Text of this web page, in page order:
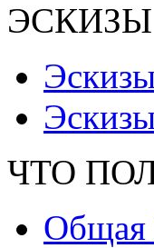
ЧТО
Общая